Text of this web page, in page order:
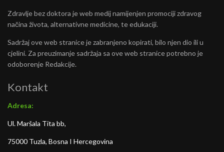
Zdravlje bez doktora je web medij namijenjen promociji zdravog
načina života, alternativne medicine, te edukaciji.
Sadržaj ove web stranice je zabranjeno kopirati, bilo njen dio ili u
cjelini. Za preuzimanje sadržaja sa ove web stranice potrebno je
odoborenje Redakcije.
Kontakt
Adresa:
Ul. Maršala Tita bb,
75000 Tuzla, Bosna I Hercegovina